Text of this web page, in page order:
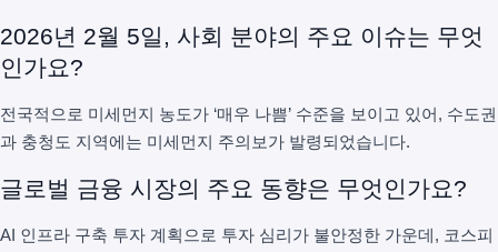
2026년 2월 5일, 사회 분야의 주요 이슈는 무엇
인가요?
전국적으로 미세먼지 농도가 ‘매우 나쁨’ 수준을 보이고 있어, 수도권
과 충청도 지역에는 미세먼지 주의보가 발령되었습니다.
글로벌 금융 시장의 주요 동향은 무엇인가요?
AI 인프라 구축 투자 계획으로 투자 심리가 불안정한 가운데, 코스피